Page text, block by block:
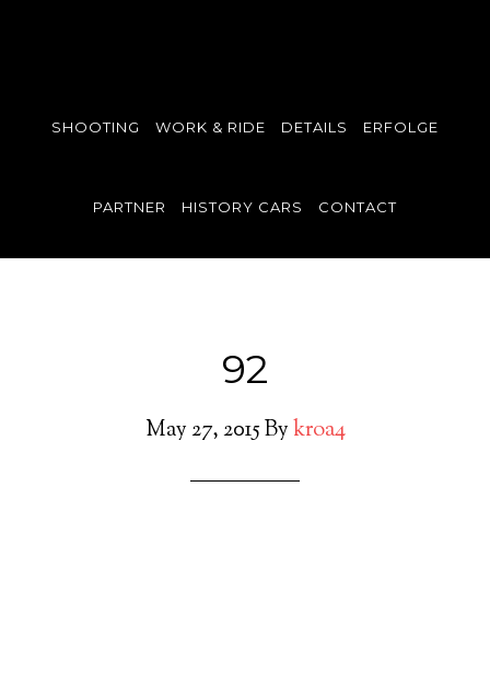
SHOOTING WORK & RIDE DETAILS ERFOLGE
PARTNER HISTORY CARS CONTACT
92
May 27, 2015Bykroa4